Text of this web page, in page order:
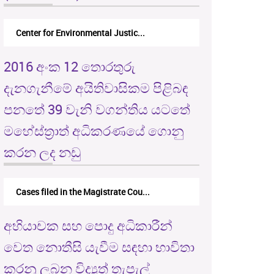
Center for Environmental Justic...
2016 අංක 12 තොරතුරු
දැනගැනීමේ අයිතිවාසිකම පිළිබඳ
පනතේ 39 වැනි වගන්තිය යටතේ
මහේස්ත්‍රාත් අධිකරණයේ ගොනු
කරන ලද නඩු
Cases filed in the Magistrate Cou...
අභියාචක සහ පොදු අධිකාරීන්
වෙත නොතීසි යැවීම සඳහා භාවිතා
කරනු ලබන විද්‍යුත් තැපැල්